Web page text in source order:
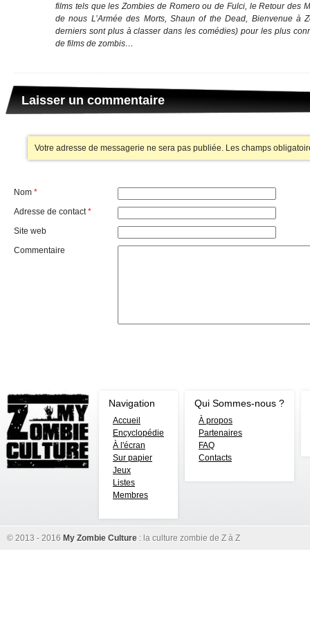
films tels que les Zombies de Romero ou de Fulci, le Retour des
de nous L’Armée des Morts, Shaun of the Dead, Bienvenue à
derniers sont plus à classer dans les comédies) pour les plus
de films de zombis…
Laisser un commentaire
Votre adresse de messagerie ne sera pas publiée. Les champs
Nom *
Adresse de contact*
Site web
Commentaire
Navigation
Accueil
Encyclopédie
À l'écran
Sur papier
Jeux
Listes
Membres
Qui Sommes-nous ?
À propos
Partenaires
FAQ
Contacts
© 2013 - 2016 My Zombie Culture : la culture zombie de Z à Z